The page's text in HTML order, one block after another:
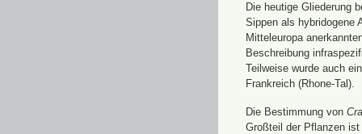
Die heutige Gliederung
Sippen als hybridogene
Mitteleuropa
Beschreibung
Teilweise wurde auch
Frankreich (Rhone-Tal).
Die Bestimmung von
Großteil der Pflanzen ist